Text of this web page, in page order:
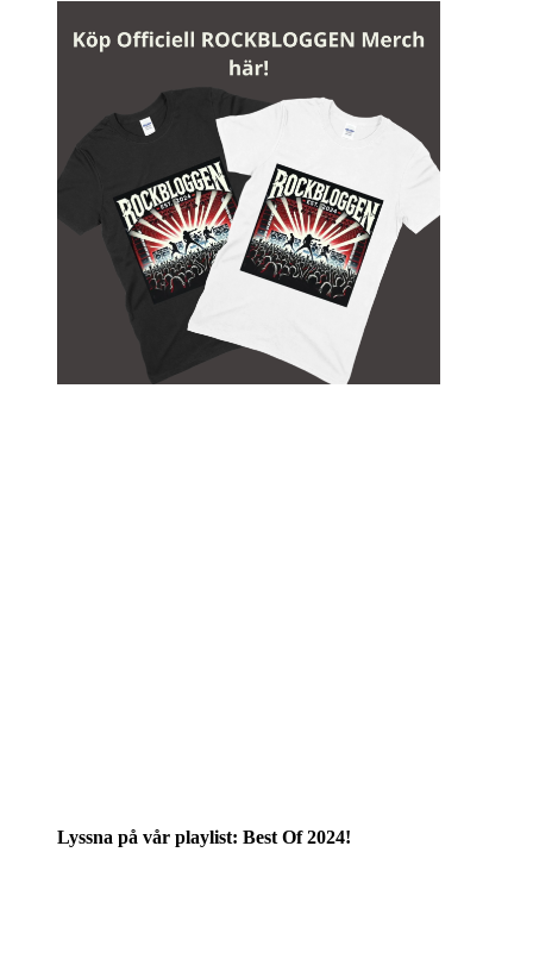
Lyssna på vår playlist: Best Of 2024!